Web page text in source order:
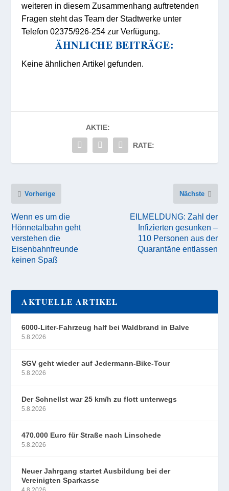
weiteren in diesem Zusammenhang auftretenden
Fragen steht das Team der Stadtwerke unter
Telefon 02375/926-254 zur Verfügung.
ÄHNLICHE BEITRÄGE:
Keine ähnlichen Artikel gefunden.
AKTIE:
RATE:
Vorherige
Wenn es um die
Hönnetalbahn geht
verstehen die
Eisenbahnfreunde
keinen Spaß
Nächste
EILMELDUNG: Zahl der
Infizierten gesunken –
110 Personen aus der
Quarantäne entlassen
AKTUELLE ARTIKEL
6000-Liter-Fahrzeug half bei Waldbrand in Balve
5.8.2026
SGV geht wieder auf Jedermann-Bike-Tour
5.8.2026
Der Schnellst war 25 km/h zu flott unterwegs
5.8.2026
470.000 Euro für Straße nach Linschede
5.8.2026
Neuer Jahrgang startet Ausbildung bei der
Vereinigten Sparkasse